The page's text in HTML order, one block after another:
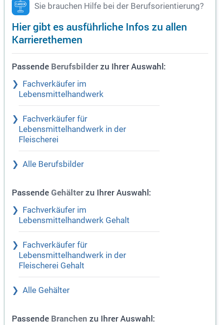
Sie brauchen Hilfe bei der Berufsorientierung?
Hier gibt es ausführliche Infos zu allen
Karrierethemen
Passende Berufsbilder zu Ihrer Auswahl:
Fachverkäufer im
Lebensmittelhandwerk
Fachverkäufer für
Lebensmittelhandwerk in der
Fleischerei
Alle Berufsbilder
Passende Gehälter zu Ihrer Auswahl:
Fachverkäufer im
Lebensmittelhandwerk Gehalt
Fachverkäufer für
Lebensmittelhandwerk in der
Fleischerei Gehalt
Alle Gehälter
Passende Branchen zu Ihrer Auswahl: